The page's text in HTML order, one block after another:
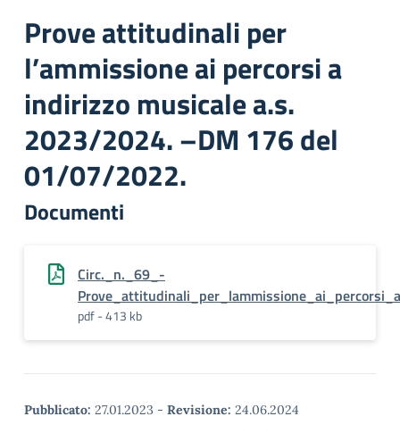
Prove attitudinali per
l’ammissione ai percorsi a
indirizzo musicale a.s.
2023/2024. –DM 176 del
01/07/2022.
Documenti
Circ._n._69_-
pdf - 413 kb
Pubblicato: 27.01.2023 - Revisione: 24.06.2024